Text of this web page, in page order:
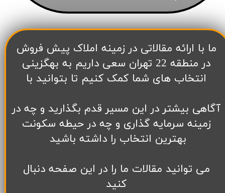
​ما با ارائه مقالاتی در زمینه املاک پیش فروش
در منطقه 22 تهران سعی داریم به بهگزینی
انتخاب های شما کمک کنیم تا بتوانید با
آگاهی بیشتر در این مسیر قدم بگذارید و چه در
زمینه سرمایه گذاری و چه در حیطه سکونت
بهترین انتخاب را داشته باشید
می توانید مقالات ما را در این صفحه دنبال
کنید